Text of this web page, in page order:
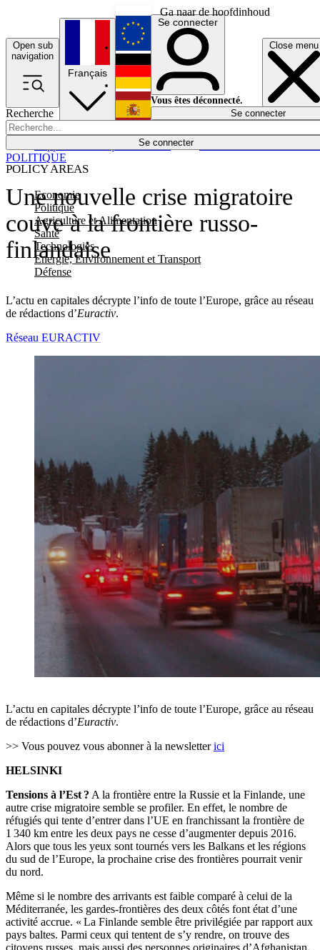
Ga naar de hoofdinhoud
Open sub
navigation
Close menu
Recherche
Se connecter
POLICY AREAS
Economie
Politique
Agriculture et Alimentation
Santé
Technologies
Energie, Environnement et Transport
Défense
Économie
Français
English
Deutsch
Español
Se connecter
Vous êtes déconnecté.
Se connecter
Une nouvelle crise migratoire
couve à la frontière russo-
finlandaise
L’actu en capitales décrypte l’info de toute l’Europe, grâce au réseau
de rédactions d’Euractiv.
POLITIQUE
Réseau EURACTIV
L’actu en capitales décrypte l’info de toute l’Europe, grâce au réseau
de rédactions d’Euractiv.
>> Vous pouvez vous abonner à la newsletterici
HELSINKI
Tensions à l’Est ? A la frontière entre la Russie et la Finlande, une
autre crise migratoire semble se profiler. En effet, le nombre de
réfugiés qui tente d’entrer dans l’UE en franchissant la frontière de
1 340 km entre les deux pays ne cesse d’augmenter depuis 2016.
Alors que tous les yeux sont tournés vers les Balkans et les régions
du sud de l’Europe, la prochaine crise des frontières pourrait venir
du nord.
Même si le nombre des arrivants est faible comparé à celui de la
Méditerranée, les gardes-frontières des deux côtés font état d’une
activité accrue. « La Finlande semble être privilégiée par rapport aux
pays baltes. Parmi ceux qui tentent de s’y rendre, on trouve des